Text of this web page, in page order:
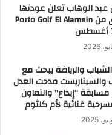
عبد الوهاب تعلن عودتها
الكبرى من Porto Golf El Alamein
والرياضة يبحث مع
والسيناريست مدحت العدل
مسابقة “إبداع” والتعاون
غنائية لأم كلثوم